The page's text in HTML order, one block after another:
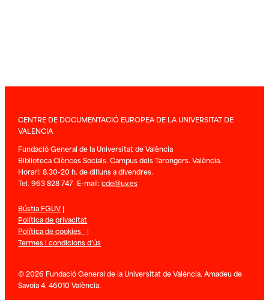
CENTRE DE DOCUMENTACIÓ EUROPEA DE LA UNIVERSITAT DE
VALENCIA
Fundació General de la Universitat de València
Biblioteca Ciènces Socials. Campus dels Tarongers. València.
Horari: 8.30-20 h. de dilluns a divendres.
Tel. 963 828 747 E-mail:cde@uv.es
Bústia FGUV|
Política de privacitat
Política de cookies |
Termes i condicions d’ús
© 2026 Fundació General de la Universitat de València. Amadeu de
Savoia 4. 46010 València.